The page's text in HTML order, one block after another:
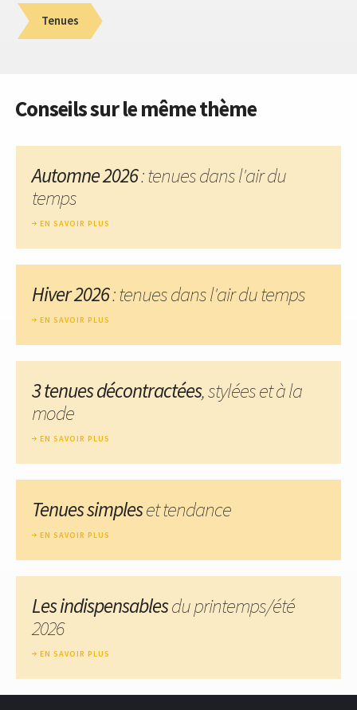
Tenues
Conseils sur le même thème
Automne 2026: tenues dans l'air du
temps
EN SAVOIR PLUS
Hiver 2026: tenues dans l'air du temps
EN SAVOIR PLUS
3 tenues décontractées, stylées et à la
mode
EN SAVOIR PLUS
Tenues simpleset tendance
EN SAVOIR PLUS
Les indispensablesdu printemps/été
2026
EN SAVOIR PLUS